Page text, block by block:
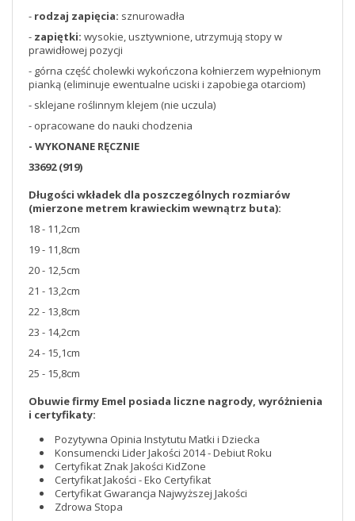
- rodzaj zapięcia: sznurowadła
- zapiętki: wysokie, usztywnione, utrzymują stopy w
prawidłowej pozycji
- górna część cholewki wykończona kołnierzem wypełnionym
pianką (eliminuje ewentualne uciski i zapobiega otarciom)
- sklejane roślinnym klejem (nie uczula)
- opracowane do nauki chodzenia
- WYKONANE RĘCZNIE
33692 (919)
Długości wkładek dla poszczególnych rozmiarów
(mierzone metrem krawieckim wewnątrz buta):
18 - 11,2cm
19 - 11,8cm
20 - 12,5cm
21 - 13,2cm
22 - 13,8cm
23 - 14,2cm
24 - 15,1cm
25 - 15,8cm
Obuwie firmy Emel posiada liczne nagrody, wyróżnienia
i certyfikaty:
Pozytywna Opinia Instytutu Matki i Dziecka
Konsumencki Lider Jakości 2014 - Debiut Roku
Certyfikat Znak Jakości KidZone
Certyfikat Jakości - Eko Certyfikat
Certyfikat Gwarancja Najwyższej Jakości
Zdrowa Stopa